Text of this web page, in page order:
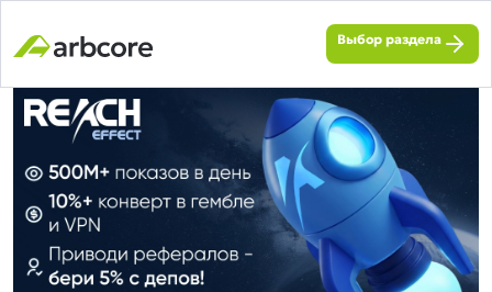
Выбор раздела